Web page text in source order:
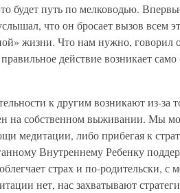
будет путь по мелководью.
что он бросает вызов всем
жизни. Что нам нужно, говорил
действие возникает
к другим возникают из-за
на собственном выживании. Мы
медитации, либо прибегая к
Внутреннему Ребенку
страх и по-родительски, с
нет, нас захватывают